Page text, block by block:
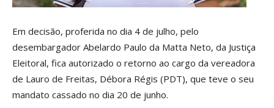
Em decisão, proferida no dia 4 de julho, pelo
desembargador Abelardo Paulo da Matta Neto, da Justiça
Eleitoral, fica autorizado o retorno ao cargo da vereadora
de Lauro de Freitas, Débora Régis (PDT), que teve o seu
mandato cassado no dia 20 de junho.